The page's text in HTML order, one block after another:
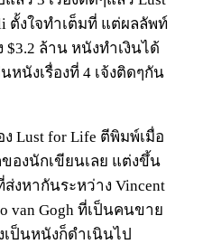
ตั้งใจทำเต็มที่ แต่ผลลัพท์
$3.2 ล้าน หนังทำเงินได้
หนังเรื่องที่ 4 เจ้งติดๆกัน
ง Lust for Life ตีพิมพ์เมื่อ
ของนักเขียนเลย แต่งขึ้น
งหากันระหว่าง Vincent
van Gogh ที่เป็นคนขาย
เป็นหนังก็ดำเนินไป